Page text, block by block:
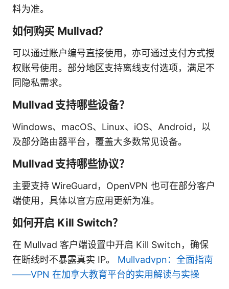
料为准。
如何购买 Mullvad？
可以通过账户编号直接使用，亦可通过支付方式授
权账号使用。部分地区支持离线支付选项，满足不
同隐私需求。
Mullvad 支持哪些设备？
Windows、macOS、Linux、iOS、Android，以
及部分路由器平台，覆盖大多数常见设备。
Mullvad 支持哪些协议？
主要支持 WireGuard，OpenVPN 也可在部分客户
端使用，具体以官方应用更新为准。
如何开启 Kill Switch？
在 Mullvad 客户端设置中开启 Kill Switch，确保
在断线时不暴露真实 IP。 Mullvadvpn：全面指南
——VPN 在加拿大教育平台的实用解读与实操